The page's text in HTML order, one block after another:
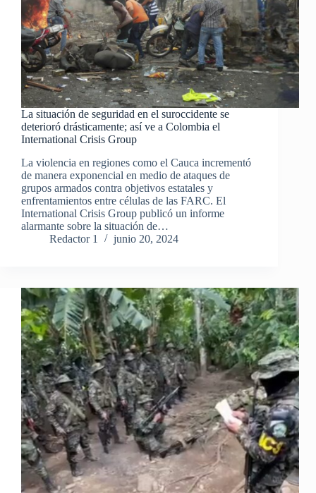
La situación de seguridad en el suroccidente se
deterioró drásticamente; así ve a Colombia el
International Crisis Group
La violencia en regiones como el Cauca incrementó
de manera exponencial en medio de ataques de
grupos armados contra objetivos estatales y
enfrentamientos entre células de las FARC. El
International Crisis Group publicó un informe
alarmante sobre la situación de…
Redactor 1
junio 20, 2024